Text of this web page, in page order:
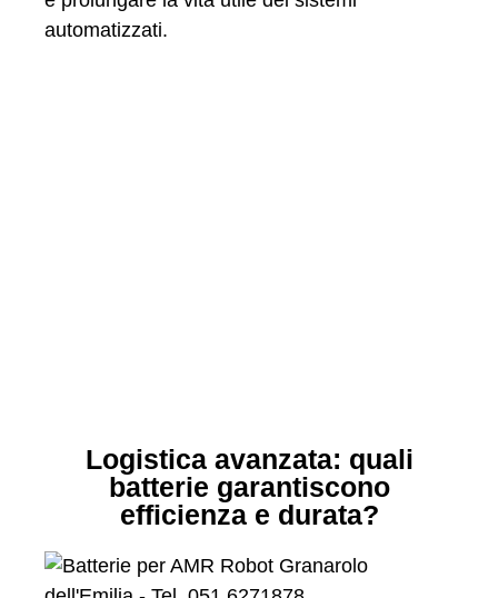
automatizzati.
Logistica avanzata: quali
batterie garantiscono
efficienza e durata?